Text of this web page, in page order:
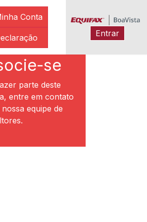
Conta
Entrar
se
parte deste
entre em contato
equipe de